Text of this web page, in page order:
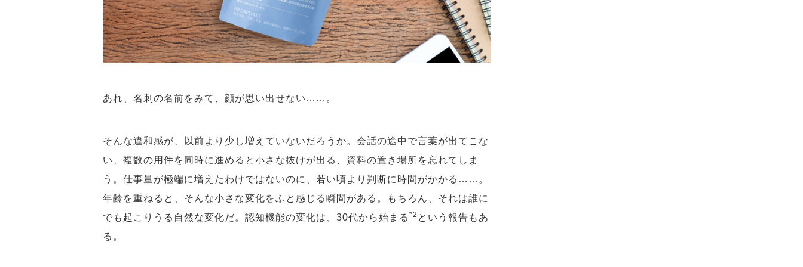
あれ、名刺の名前をみて、顔が思い出せない……。
そんな違和感が、以前より少し増えていないだろうか。会話の途中で言葉が出てこな
い、複数の用件を同時に進めると小さな抜けが出る、資料の置き場所を忘れてしま
う。仕事量が極端に増えたわけではないのに、若い頃より判断に時間がかかる……。
年齢を重ねると、そんな小さな変化をふと感じる瞬間がある。もちろん、それは誰に
でも起こりうる自然な変化だ。認知機能の変化は、30代から始まる *2 という報告もあ
る。